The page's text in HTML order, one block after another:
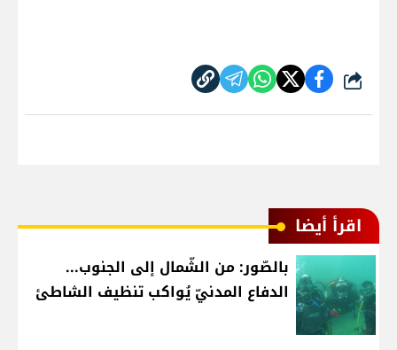
شارك
اقرأ أيضا
بالصّور: من الشّمال إلى الجنوب...
الدفاع المدنيّ يُواكب تنظيف الشاطئ